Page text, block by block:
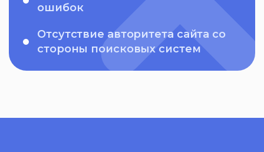
ошибок
Отсутствие авторитета сайта со
стороны поисковых систем